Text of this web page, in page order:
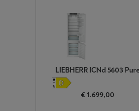
LIEBHERR ICNd 5603
€ 1.699,00